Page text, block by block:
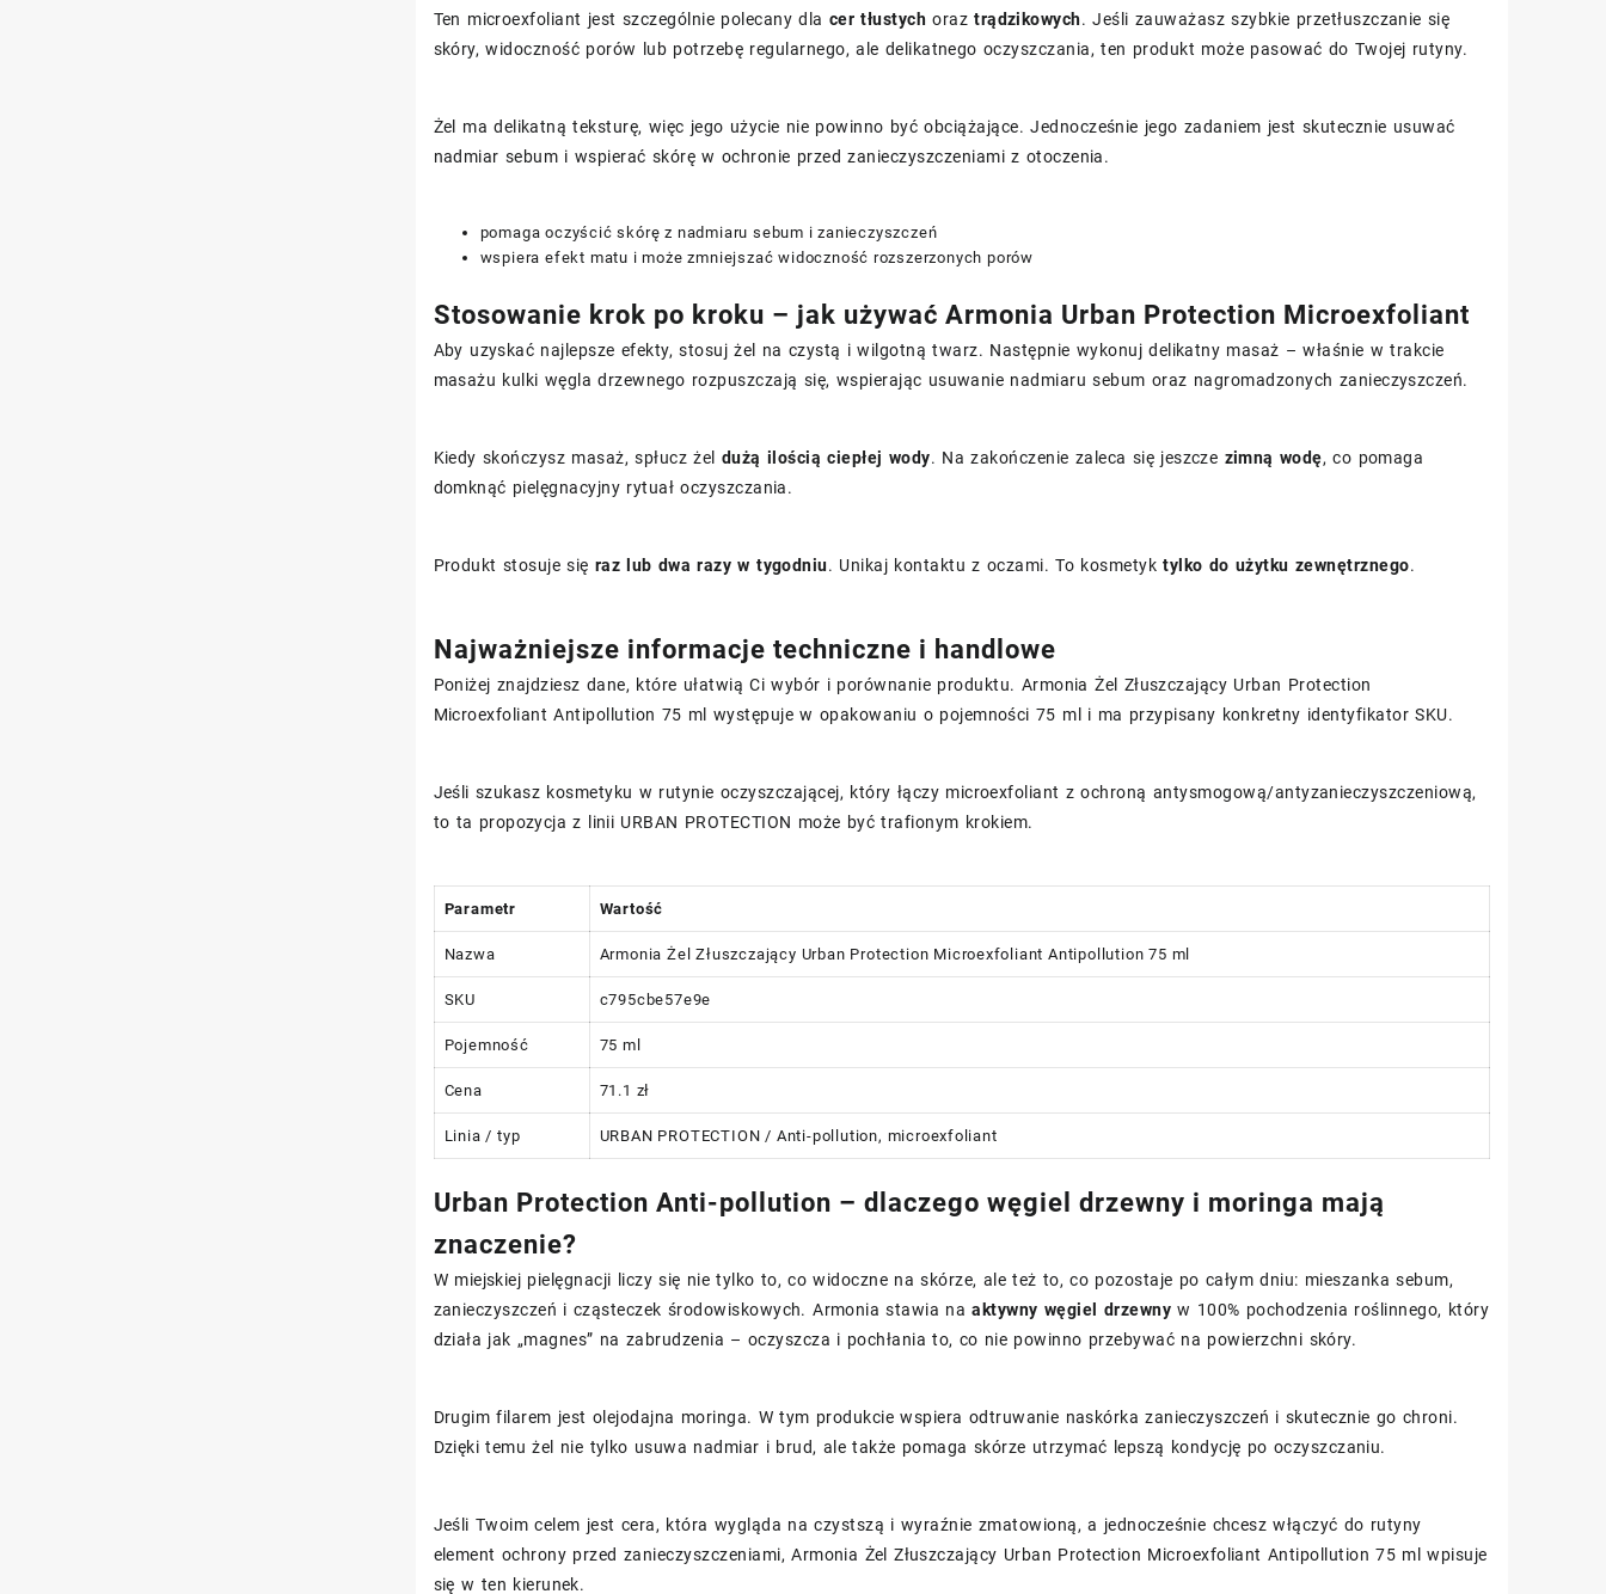
Ten microexfoliant jest szczególnie polecany dla cer tłustych oraztrądzikowych. Jeśli zauważasz szybkie przetłuszczanie się
skóry, widoczność porów lub potrzebę regularnego, ale delikatnego oczyszczania, ten produkt może pasować do Twojej rutyny.
Żel ma delikatną teksturę, więc jego użycie nie powinno być obciążające. Jednocześnie jego zadaniem jest skutecznie usuwać
nadmiar sebum i wspierać skórę w ochronie przed zanieczyszczeniami z otoczenia.
pomaga oczyścić skórę z nadmiaru sebum i zanieczyszczeń
wspiera efekt matu i może zmniejszać widoczność rozszerzonych porów
Stosowanie krok po kroku – jak używać Armonia Urban Protection Microexfoliant
Aby uzyskać najlepsze efekty, stosuj żel na czystą i wilgotną twarz. Następnie wykonuj delikatny masaż – właśnie w trakcie
masażu kulki węgla drzewnego rozpuszczają się, wspierając usuwanie nadmiaru sebum oraz nagromadzonych zanieczyszczeń.
Kiedy skończysz masaż, spłucz żel dużą ilością ciepłej wody. Na zakończenie zaleca się jeszcze zimną wodę, co pomaga
domknąć pielęgnacyjny rytuał oczyszczania.
Produkt stosuje się raz lub dwa razy w tygodniu. Unikaj kontaktu z oczami. To kosmetyktylko do użytku zewnętrznego.
Najważniejsze informacje techniczne i handlowe
Poniżej znajdziesz dane, które ułatwią Ci wybór i porównanie produktu. Armonia Żel Złuszczający Urban Protection
Microexfoliant Antipollution 75 ml występuje w opakowaniu o pojemności 75 ml i ma przypisany konkretny identyfikator SKU.
Jeśli szukasz kosmetyku w rutynie oczyszczającej, który łączy microexfoliant z ochroną antysmogową/antyzanieczyszczeniową,
to ta propozycja z linii URBAN PROTECTION może być trafionym krokiem.
Parametr Wartość
Nazwa Armonia Żel Złuszczający Urban Protection Microexfoliant Antipollution 75 ml
SKU c795cbe57e9e
Pojemność 75 ml
Cena 71.1 zł
Linia / typ URBAN PROTECTION / Anti-pollution, microexfoliant
Urban Protection Anti-pollution – dlaczego węgiel drzewny i moringa mają
znaczenie?
W miejskiej pielęgnacji liczy się nie tylko to, co widoczne na skórze, ale też to, co pozostaje po całym dniu: mieszanka sebum,
zanieczyszczeń i cząsteczek środowiskowych. Armonia stawia naaktywny węgiel drzewny w 100% pochodzenia roślinnego, który
działa jak „magnes” na zabrudzenia – oczyszcza i pochłania to, co nie powinno przebywać na powierzchni skóry.
Drugim filarem jest olejodajna moringa. W tym produkcie wspiera odtruwanie naskórka zanieczyszczeń i skutecznie go chroni.
Dzięki temu żel nie tylko usuwa nadmiar i brud, ale także pomaga skórze utrzymać lepszą kondycję po oczyszczaniu.
Jeśli Twoim celem jest cera, która wygląda na czystszą i wyraźnie zmatowioną, a jednocześnie chcesz włączyć do rutyny
element ochrony przed zanieczyszczeniami, Armonia Żel Złuszczający Urban Protection Microexfoliant Antipollution 75 ml wpisuje
się w ten kierunek.